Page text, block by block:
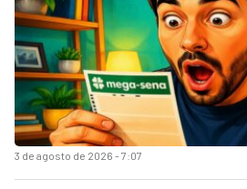
3 de agosto de 2026 - 7:07